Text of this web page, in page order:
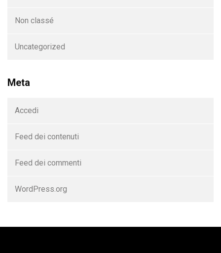
Non classé
Uncategorized
Meta
Accedi
Feed dei contenuti
Feed dei commenti
WordPress.org